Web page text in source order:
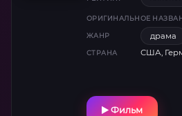
Бинош в
одарённости и
ОРИГИНАЛЬНОЕ
ЖАНР драма
СТРАНА США,
Фильм